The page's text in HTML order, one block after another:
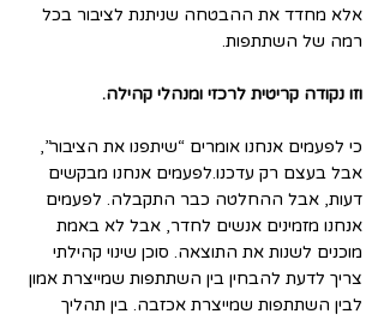
אלא מחדד את ההבטחה שניתנת לציבור בכל
רמה של השתתפות.
וזו נקודה קריטית לרכזי ומנהלי קהילה.
כי לפעמים אנחנו אומרים “שיתפנו את הציבור”,
אבל בעצם רק עדכנו.לפעמים אנחנו מבקשים
דעות, אבל ההחלטה כבר התקבלה. לפעמים
אנחנו מזמינים אנשים לחדר, אבל לא באמת
מוכנים לשנות את התוצאה. סוכן שינוי קהילתי
צריך לדעת להבחין בין השתתפות שמייצרת אמון
לבין השתתפות שמייצרת אכזבה. בין תהליך